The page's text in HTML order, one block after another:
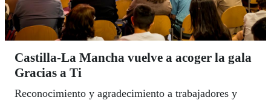
Castilla-La Mancha vuelve a acoger la gala
Gracias a Ti
Reconocimiento y agradecimiento a trabajadores y